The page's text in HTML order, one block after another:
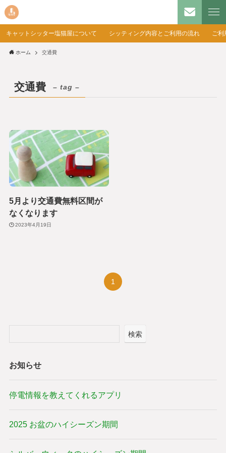
キャットシッター塩猫屋について シッティング内容とご利用の流れ ご利
ホーム 交通費
交通費 – tag –
5月より交通費無料区間が
なくなります
2023年4月19日
1
検索
お知らせ
停電情報を教えてくれるアプリ
2025 お盆のハイシーズン期間